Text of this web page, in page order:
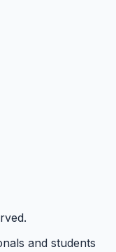
and students